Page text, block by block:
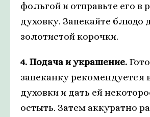
фольгой и отправьте его в
духовку. Запекайте блюдо
золотистой корочки.
4. Подача и украшение.
запеканку рекомендуется
духовки и дать ей
остыть. Затем аккуратно